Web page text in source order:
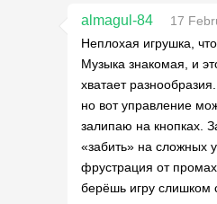
almagul-84
17
Неплохая игрушка,
Музыка знакомая, и
хватает
но вот управление
залипаю на кнопках.
«забить» на сложных
фрустрация от
берёшь игру слишком